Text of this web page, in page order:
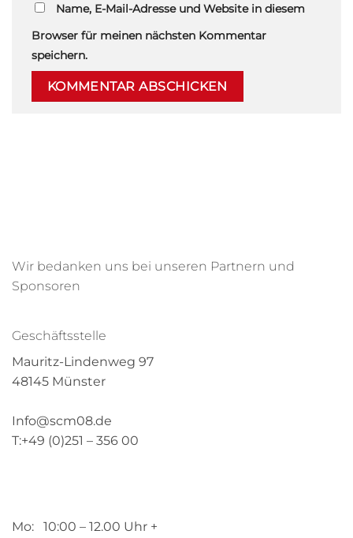
Name, E-Mail-Adresse und Website in diesem
Browser für meinen nächsten Kommentar
speichern.
Wir bedanken uns bei unseren Partnern und
Sponsoren
Geschäftsstelle
Mauritz-Lindenweg 97
48145 Münster
Info@scm08.de
T:+49 (0)251 – 356 00
Mo: 10:00 – 12.00 Uhr +